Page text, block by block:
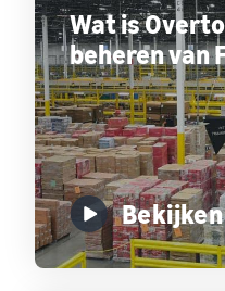
Wat is
beheren van
Bekijken